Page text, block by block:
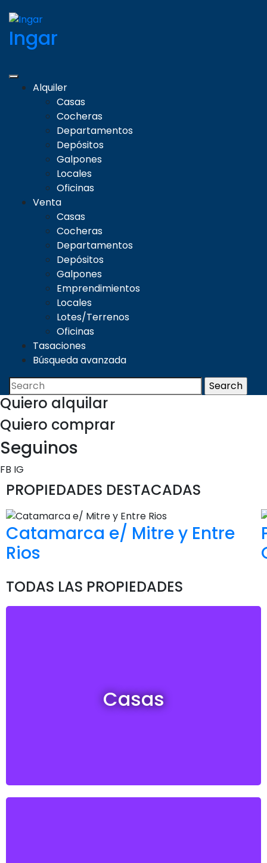
Ingar
Alquiler
Casas
Cocheras
Departamentos
Depósitos
Galpones
Locales
Oficinas
Venta
Casas
Cocheras
Departamentos
Depósitos
Galpones
Emprendimientos
Locales
Lotes/Terrenos
Oficinas
Tasaciones
Búsqueda avanzada
Quiero alquilar
Quiero comprar
Seguinos
FB IG
PROPIEDADES DESTACADAS
Catamarca e/ Mitre y Entre
Rios
TODAS LAS PROPIEDADES
Casas